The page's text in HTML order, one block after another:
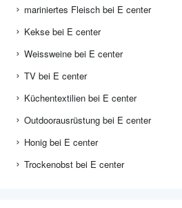
mariniertes Fleisch bei E center
Kekse bei E center
Weissweine bei E center
TV bei E center
Küchentextilien bei E center
Outdoorausrüstung bei E center
Honig bei E center
Trockenobst bei E center